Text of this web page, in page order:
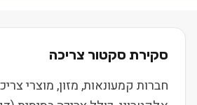
סקירת סקטור צריכה
חברות קמעונאות, מזון, מוצרי